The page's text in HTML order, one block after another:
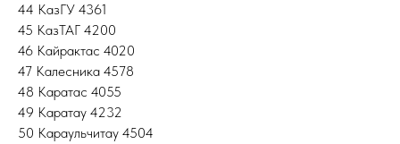
44 КазГУ 4361
45 КазТАГ 4200
46 Кайрактас 4020
47 Калесника 4578
48 Каратас 4055
49 Каратау 4232
50 Караульчитау 4504